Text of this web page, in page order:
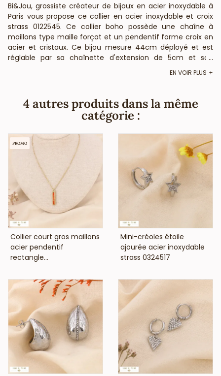
Bi&Jou, grossiste créateur de bijoux en acier inoxydable à
Paris vous propose ce collier en acier inoxydable et croix
strass 0122545. Ce collier boho possède une chaîne à
maillons type maille forçat et un pendentif forme croix en
acier et cristaux. Ce bijou mesure 44cm déployé et est
réglable par sa chaînette d'extension de 5cm et son
Votre fournisseur en bijoux acier de qualité pour les
informe que ce collier en acier bohème-chic ne contient
pas de nickel, plomb ni cadmium et est anti-allergique
(conformément aux lois françaises et européennes).
...
EN VOIR PLUS
4 autres produits dans la même
catégorie :
VOIR LE PRIX
Collier court gros maillons
acier pendentif
rectangle...
PROMO
VOIR LE PRIX
Mini-créoles étoile
ajourée acier inoxydable
strass 0324517